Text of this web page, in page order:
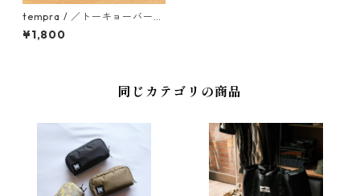
tempra / ／トーキョーバーガ
ーズクラブ ソックス
¥1,800
同じカテゴリの商品